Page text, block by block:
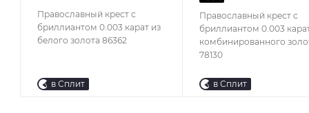
Православный крест с
бриллиантом 0.003 карат из
белого золота 86362
в Сплит
Православный крест с
бриллиантом 0.003
комбинированного
78130
в Сплит